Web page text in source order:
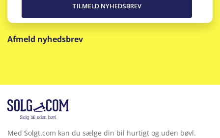
Afmeld nyhedsbrev
Med Solgt.com kan du sælge din bil hurtigt og uden bøvl.